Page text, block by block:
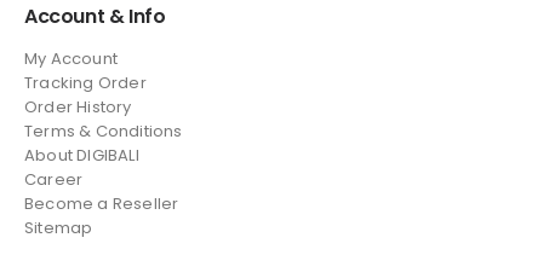
Account & Info
My Account
Tracking Order
Order History
Terms & Conditions
About DIGIBALI
Career
Become a Reseller
Sitemap